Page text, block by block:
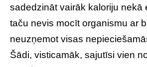
sadedzināt vairāk kaloriju nekā
taču nevis mocīt organismu ar
neuzņemot visas
Šādi, visticamāk, sajutīsi vien